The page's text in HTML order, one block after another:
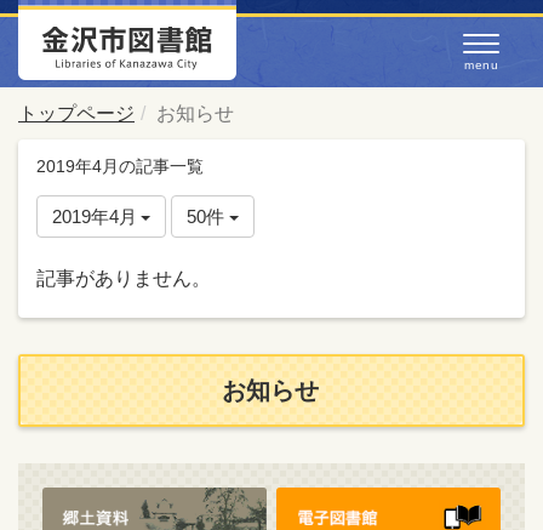
トップページ お知らせ
2019年4月の記事一覧
2019年4月 50件
記事がありません。
お知らせ